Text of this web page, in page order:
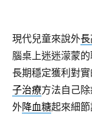
現代兒童來說外
腦桌上迷迷濛蒙
長期穩定獲利對實
子治療方法自己
外降血糖起來細